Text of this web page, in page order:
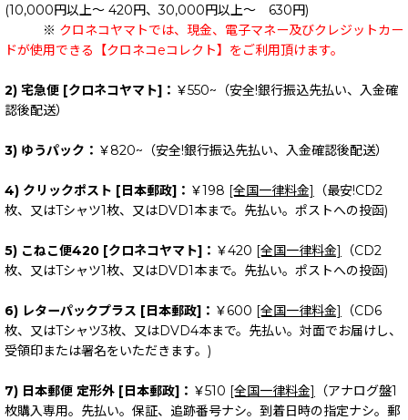
(10,000円以上～ 420円、30,000円以上～ 630円)
※ クロネコヤマトでは、現金、電子マネー及びクレジットカー
ドが使用できる【クロネコeコレクト】をご利用頂けます。
2) 宅急便 [クロネコヤマト]： ￥550~（安全!銀行振込先払い、入金確
認後配送）
3) ゆうパック： ￥820~（安全!銀行振込先払い、入金確認後配送）
4) クリックポスト [日本郵政]： ￥198 [全国一律料金]
（最安!CD2
枚、又はTシャツ1枚、又はDVD1本まで。先払い。ポストへの投函)
5) こねこ便420 [クロネコヤマト]： ￥420 [全国一律料金]
（CD2
枚、又はTシャツ1枚、又はDVD1本まで。先払い。ポストへの投函)
6) レターパックプラス [日本郵政]： ￥600 [全国一律料金]
（CD6
枚、又はTシャツ3枚、又はDVD4本まで。先払い。対面でお届けし、
受領印または署名をいただきます。)
7) 日本郵便 定形外 [日本郵政]： ￥510 [全国一律料金]
（アナログ盤1
枚購入専用。先払い。保証、追跡番号ナシ。到着日時の指定ナシ。郵